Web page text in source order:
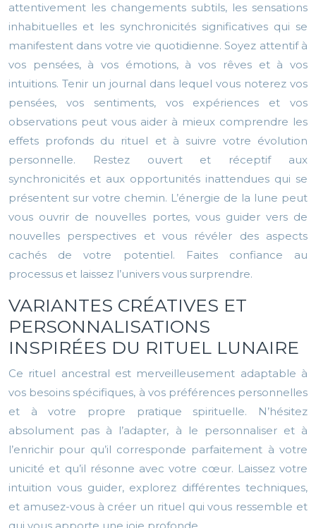
attentivement les changements subtils, les sensations
inhabituelles et les synchronicités significatives qui se
manifestent dans votre vie quotidienne. Soyez attentif à
vos pensées, à vos émotions, à vos rêves et à vos
intuitions. Tenir un journal dans lequel vous noterez vos
pensées, vos sentiments, vos expériences et vos
observations peut vous aider à mieux comprendre les
effets profonds du rituel et à suivre votre évolution
personnelle. Restez ouvert et réceptif aux
synchronicités et aux opportunités inattendues qui se
présentent sur votre chemin. L’énergie de la lune peut
vous ouvrir de nouvelles portes, vous guider vers de
nouvelles perspectives et vous révéler des aspects
cachés de votre potentiel. Faites confiance au
processus et laissez l’univers vous surprendre.
VARIANTES CRÉATIVES ET
PERSONNALISATIONS
INSPIRÉES DU RITUEL LUNAIRE
Ce rituel ancestral est merveilleusement adaptable à
vos besoins spécifiques, à vos préférences personnelles
et à votre propre pratique spirituelle. N’hésitez
absolument pas à l’adapter, à le personnaliser et à
l’enrichir pour qu’il corresponde parfaitement à votre
unicité et qu’il résonne avec votre cœur. Laissez votre
intuition vous guider, explorez différentes techniques,
et amusez-vous à créer un rituel qui vous ressemble et